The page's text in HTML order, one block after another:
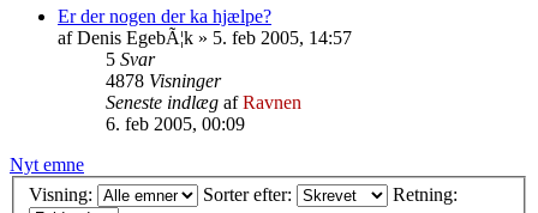
Er der nogen der ka hjælpe?
afDenis EgebÃ¦k » 5. feb 2005, 14:57
5 Svar
4878 Visninger
Seneste indlæg afRavnen
6. feb 2005, 00:09
Nyt emne
Visning:
Sorter efter: Retning: